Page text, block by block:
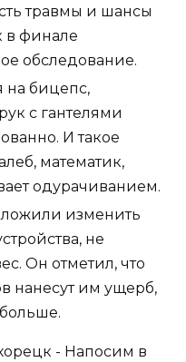
травмы и шансы
в финале
обследование.
на бицепс,
с гантелями
И такое
математик,
одурачиванием.
изменить
не
Он отметил, что
нанесут им ущерб,
- Напосим в